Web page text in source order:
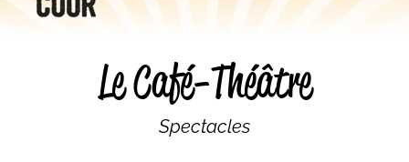
Le Café-Théâtre
Spectacles